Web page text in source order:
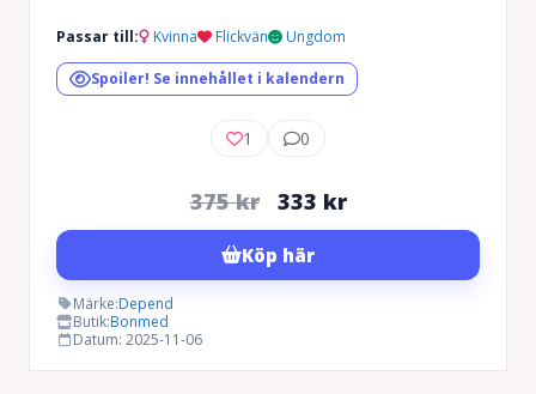
Passar till: Kvinna Flickvän Ungdom
Spoiler! Se innehållet i kalendern
1 0
375kr
Det
ursprungliga
priset
333 krDet
nuvarande
Köp här
Märke:Depend
Butik:Bonmed
Datum: 2025-11-06